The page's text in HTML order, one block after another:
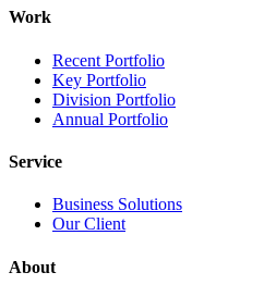
Work
Recent Portfolio
Key Portfolio
Division Portfolio
Annual Portfolio
Service
Business Solutions
Our Client
About